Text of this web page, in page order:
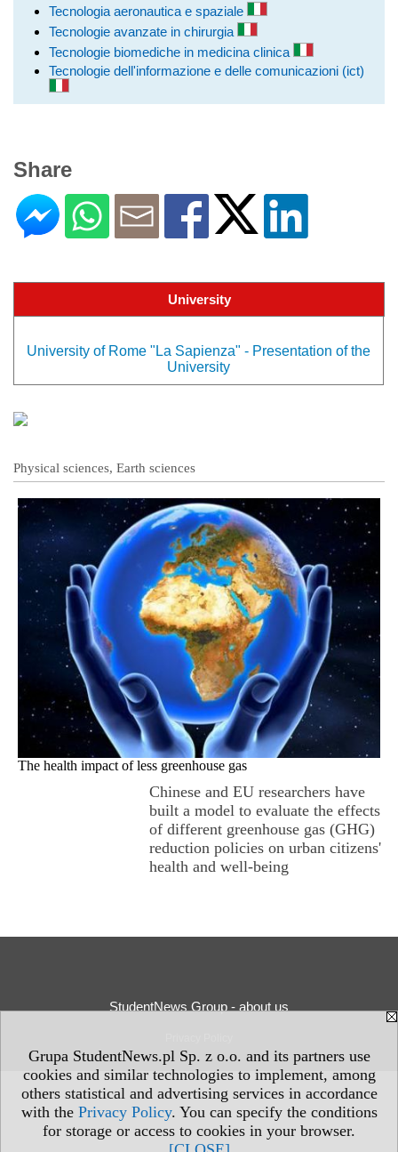
Grupa StudentNews.pl Sp. z o.o. and its partners use
cookies and similar technologies to implement, among
others statistical and advertising services in accordance
with the Privacy Policy. You can specify the conditions
for storage or access to cookies in your browser.
Tecnologia aeronautica e spaziale
Tecnologie avanzate in chirurgia
Tecnologie biomediche in medicina clinica
Tecnologie dell'informazione e delle comunicazioni (ict)
Share
University
University of Rome "La Sapienza" - Presentation of the
University
Physical sciences, Earth sciences
The health impact of less greenhouse gas
Chinese and EU researchers have
built a model to evaluate the effects
of different greenhouse gas (GHG)
reduction policies on urban citizens'
health and well-being
StudentNews Group - about us